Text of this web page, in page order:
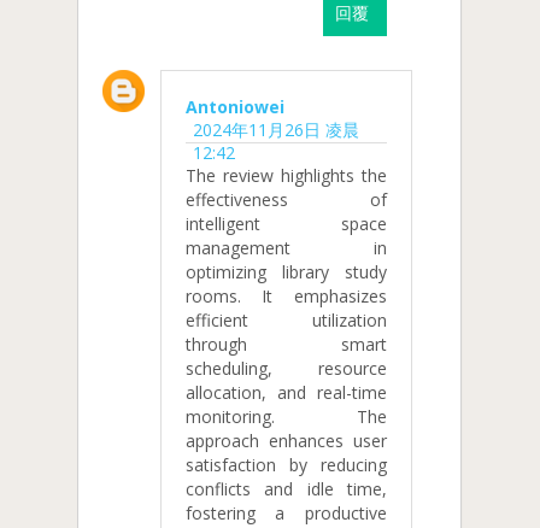
回覆
Antoniowei
2024年11月26日 凌晨
12:42
The review highlights the
effectiveness of
intelligent space
management in
optimizing library study
rooms. It emphasizes
efficient utilization
through smart
scheduling, resource
allocation, and real-time
monitoring. The
approach enhances user
satisfaction by reducing
conflicts and idle time,
fostering a productive